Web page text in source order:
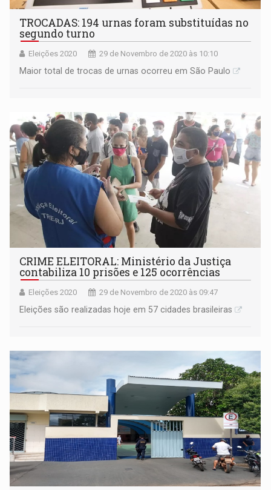
TROCADAS: 194 urnas foram substituídas no
segundo turno
Eleições 2020 29 de Novembro de 2020 às 10:10
Maior total de trocas de urnas ocorreu em São Paulo
CRIME ELEITORAL: Ministério da Justiça
contabiliza 10 prisões e 125 ocorrências
Eleições 2020 29 de Novembro de 2020 às 09:47
Eleições são realizadas hoje em 57 cidades brasileiras